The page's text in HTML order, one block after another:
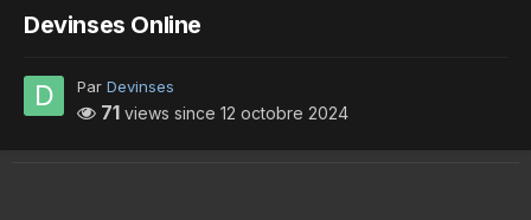
Devinses Online
Par Devinses
71 views since 12 octobre 2024